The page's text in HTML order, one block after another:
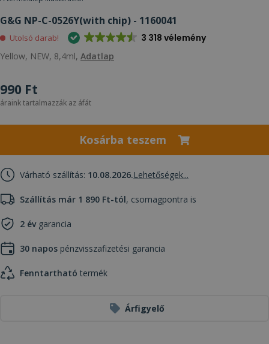
G&G NP-C-0526Y(with chip) - 1160041
Utolsó darab! 3 318 vélemény
Yellow, NEW, 8,4ml, Adatlap
990 Ft
áraink tartalmazzák az áfát
Kosárba teszem
Várható szállítás: 10.08.2026.Lehetőségek...
Szállítás már 1 890 Ft-tól, csomagpontra is
2 évgarancia
30 napos pénzvisszafizetési garancia
Fenntartható termék
Árfigyelő